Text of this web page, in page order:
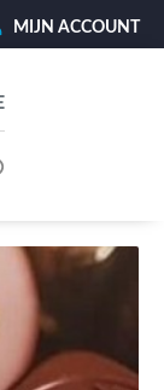
MIJN ACCOUNT